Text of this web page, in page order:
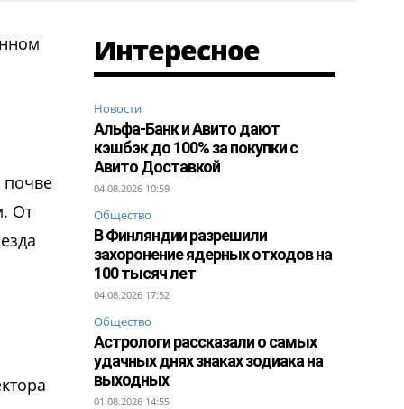
почве
От
Интересное
Новости
Альфа-Банк и Авито дают
кэшбэк до 100% за покупки с
Авито Доставкой
04.08.2026 10:59
Общество
В Финляндии разрешили
захоронение ядерных отходов на
100 тысяч лет
04.08.2026 17:52
Общество
Астрологи рассказали о самых
удачных днях знаках зодиака на
выходных
01.08.2026 14:55